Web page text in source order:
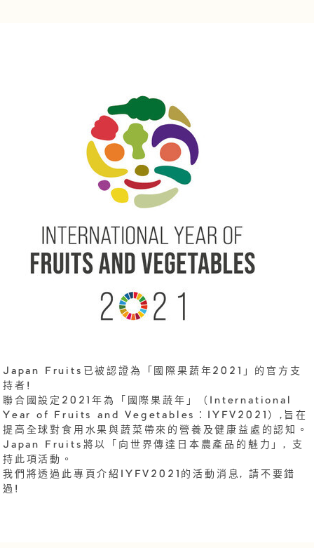
Japan Fruits已被認證為「國際果蔬年2021」的官方支
持者!
聯合國設定2021年為「國際果蔬年」（International
Year of Fruits and Vegetables：IYFV2021）,旨在
提高全球對食用水果與蔬菜帶來的營養及健康益處的認知。
Japan Fruits將以「向世界傳達日本農產品的魅力」, 支
持此項活動。
我們將透過此專頁介紹IYFV2021的活動消息, 請不要錯
過!